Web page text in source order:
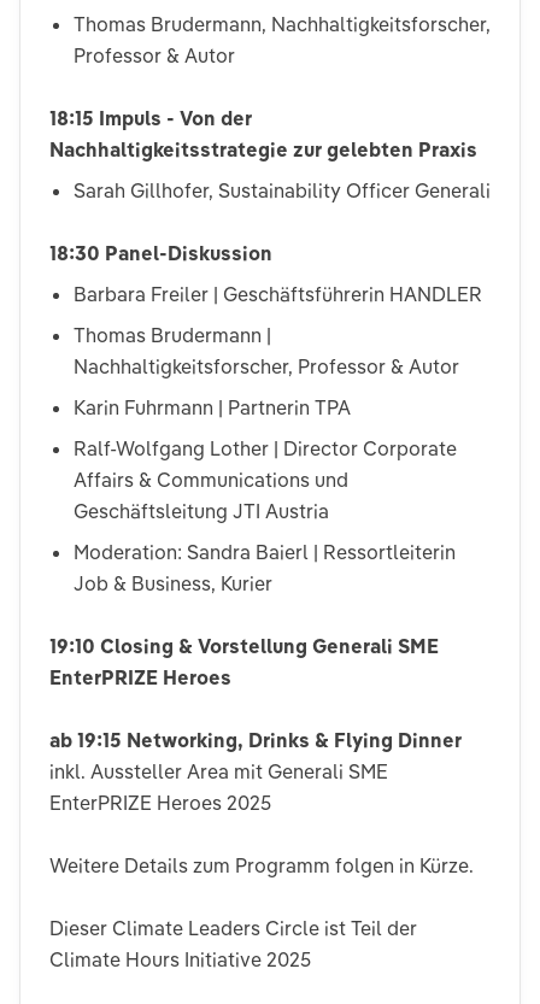
Thomas Brudermann, Nachhaltigkeitsforscher,
Professor & Autor
18:15 Impuls - Von der
Nachhaltigkeitsstrategie zur gelebten Praxis
Sarah Gillhofer, Sustainability Officer Generali
18:30 Panel-Diskussion
Barbara Freiler | Geschäftsführerin HANDLER
Thomas Brudermann |
Nachhaltigkeitsforscher, Professor & Autor
Karin Fuhrmann | Partnerin TPA
Ralf-Wolfgang Lother | Director Corporate
Affairs & Communications und
Geschäftsleitung JTI Austria
Moderation: Sandra Baierl | Ressortleiterin
Job & Business, Kurier
19:10 Closing & Vorstellung Generali SME
EnterPRIZE Heroes
ab 19:15 Networking, Drinks & Flying Dinner
inkl. Aussteller Area mit Generali SME
EnterPRIZE Heroes 2025
Weitere Details zum Programm folgen in Kürze.
Dieser Climate Leaders Circle ist Teil der
Climate Hours Initiative 2025